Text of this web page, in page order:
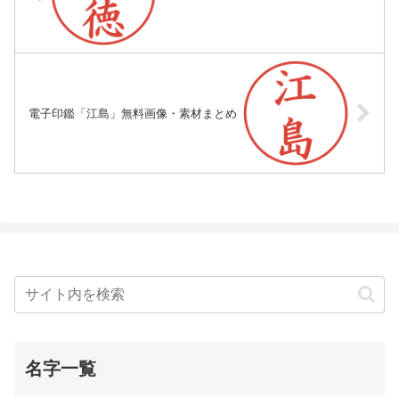
電子印鑑「江島」無料画像・素材まとめ
名字一覧